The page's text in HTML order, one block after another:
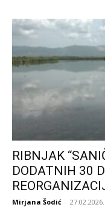
RIBNJAK
DODATNIH 30
Mirjana Šodić - 27.02.2026.